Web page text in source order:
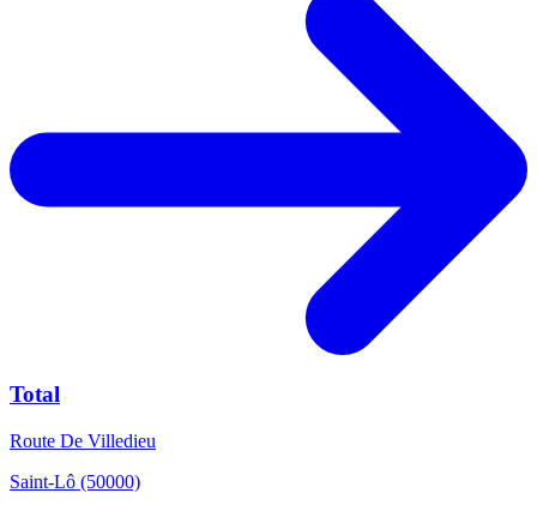
Total
Route De Villedieu
Saint-Lô (50000)